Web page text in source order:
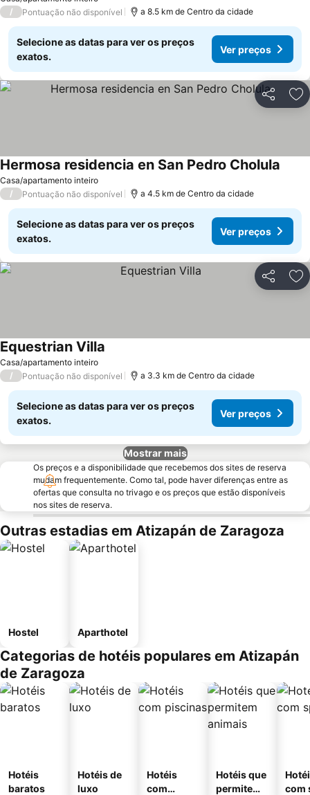
/
Pontuação não disponível a 8.5 km de Centro da cidade
Selecione as datas para ver os preços
exatos.
Ver preços
Partilhar
Casa/apartamento inteiro
Hermosa residencia en San Pedro Cholula
/ Pontuação não disponível a 4.5 km de Centro da cidade
Selecione as datas para ver os preços
exatos.
Ver preços
Partilhar
Casa/apartamento inteiro
Equestrian Villa
/ Pontuação não disponível a 3.3 km de Centro da cidade
Selecione as datas para ver os preços
exatos.
Ver preços
Mostrar mais
Os preços e a disponibilidade que recebemos dos sites de reserva
mudam frequentemente. Como tal, pode haver diferenças entre as
ofertas que consulta no trivago e os preços que estão disponíveis
nos sites de reserva.
Outras estadias em Atizapán de Zaragoza
Hostel Aparthotel
Categorias de hotéis populares em Atizapán
de Zaragoza
Hotéis
baratos
Hotéis de
luxo
Hotéis
com
Hotéis que
permitem
com